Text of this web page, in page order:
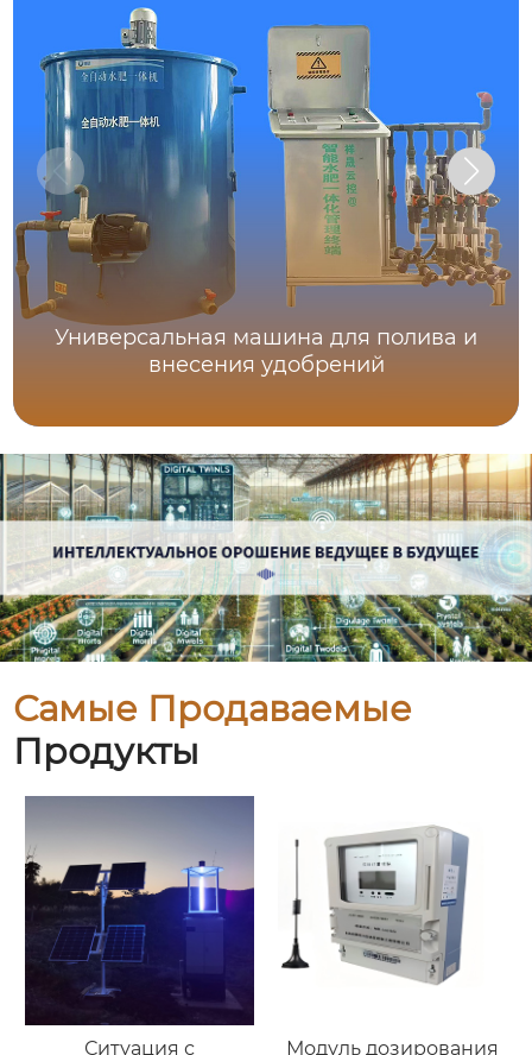
Универсальная машина для полива и
внесения удобрений
Самые Продаваемые
Продукты
Ситуация с Модуль дозирования